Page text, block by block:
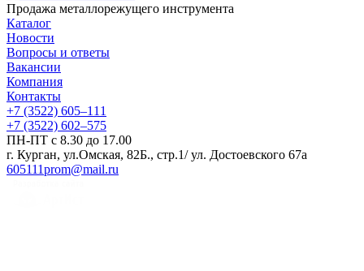
Продажа металлорежущего инструмента
Каталог
Новости
Вопросы и ответы
Вакансии
Компания
Контакты
+7 (3522) 605‒111
+7 (3522) 602‒575
ПН-ПТ с 8.30 до 17.00
г. Курган, ул.Омская, 82Б., стр.1/ ул. Достоевского 67а
605111prom@mail.ru